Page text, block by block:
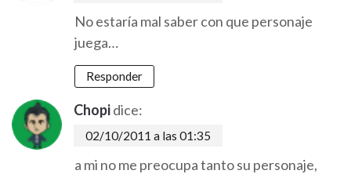
No estaría mal saber con que personaje
juega…
Responder
Chopidice:
02/10/2011 a las 01:35
a mi no me preocupa tanto su personaje,